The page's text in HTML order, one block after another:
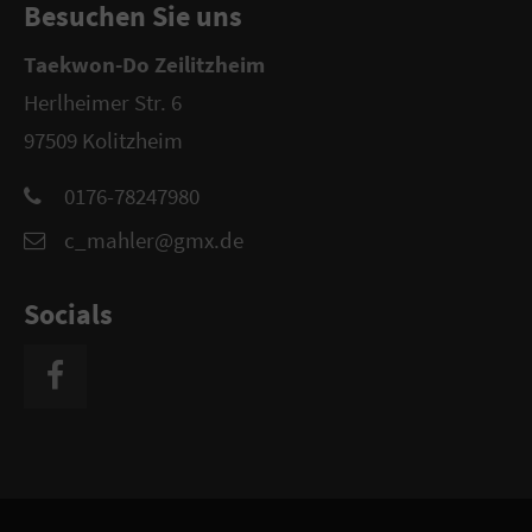
Besuchen Sie uns
Taekwon-Do Zeilitzheim
Herlheimer Str. 6
97509 Kolitzheim
0176-78247980
c_mahler@gmx.de
Socials